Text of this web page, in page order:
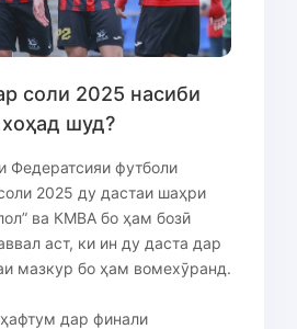
соли 2025 насиби
шуд?
Федератсияи футболи
2025 ду дастаи шаҳри
ва КМВА бо ҳам бозӣ
аст, ки ин ду даста дар
мазкур бо ҳам вомехӯранд.
дар финали